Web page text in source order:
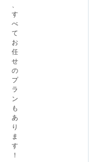
す
べ
て
お
任
せ
の
プ
ラ
ン
も
あ
り
ま
す
！